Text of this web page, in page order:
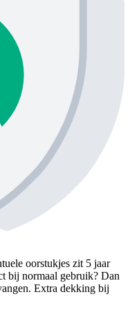
oorstukjes zit 5 jaar
bij normaal gebruik? Dan
Extra dekking bij